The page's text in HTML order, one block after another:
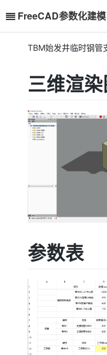
FreeCAD参数化建模
TBM始发井临时钢
三维渲
参数表